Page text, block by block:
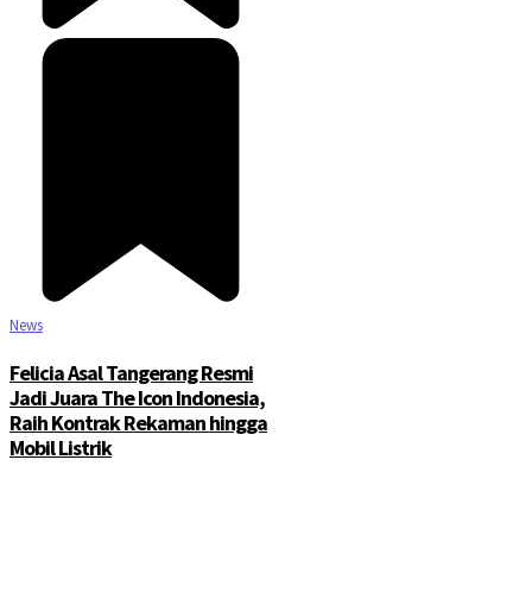
News
Felicia Asal Tangerang Resmi
Jadi Juara The Icon Indonesia,
Raih Kontrak Rekaman hingga
Mobil Listrik